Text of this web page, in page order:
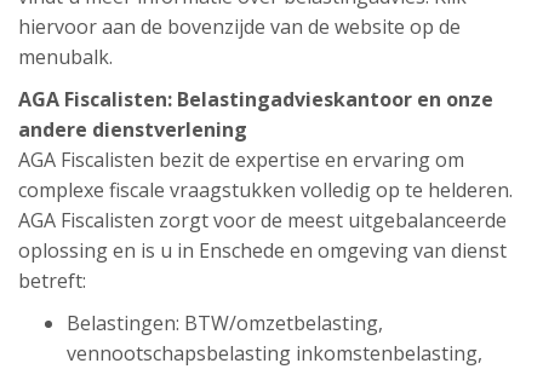
hiervoor aan de bovenzijde van de website op de
menubalk.
AGA Fiscalisten: Belastingadvieskantoor en onze
andere dienstverlening
AGA Fiscalisten bezit de expertise en ervaring om
complexe fiscale vraagstukken volledig op te helderen.
AGA Fiscalisten zorgt voor de meest uitgebalanceerde
oplossing en is u in Enschede en omgeving van dienst
betreft:
Belastingen: BTW/omzetbelasting,
vennootschapsbelasting inkomstenbelasting,